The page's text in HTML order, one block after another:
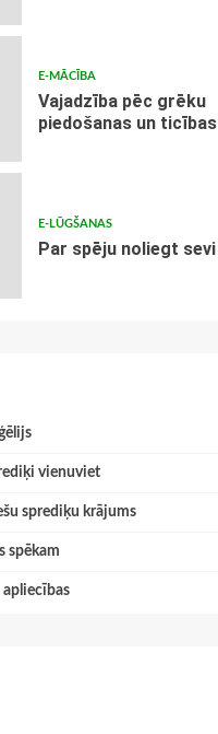
E-MĀCĪBA
Vajadzība pēc grēku
piedošanas un ticības
E-LŪGŠANAS
Par spēju noliegt sevi
vienuviet
sprediķu krājums
spēkam
apliecības